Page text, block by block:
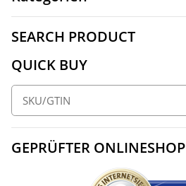
SEARCH PRODUCT
QUICK BUY
GEPRÜFTER ONLINESHOP